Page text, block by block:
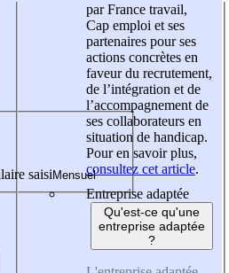
saisi
par France travail,
Cap emploi et ses
partenaires pour ses
actions concrètes en
faveur du recrutement,
de l’intégration et de
l’accompagnement de
ses collaborateurs en
situation de handicap.
Pour en savoir plus,
consultez cet article.
Entreprise adaptée
Qu'est-ce qu'une
entreprise adaptée
?